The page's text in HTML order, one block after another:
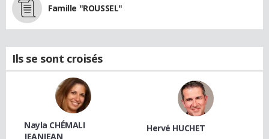
Famille "ROUSSEL"
Ils se sont croisés
Nayla CHÉMALI
JEANJEAN
Hervé HUCHET